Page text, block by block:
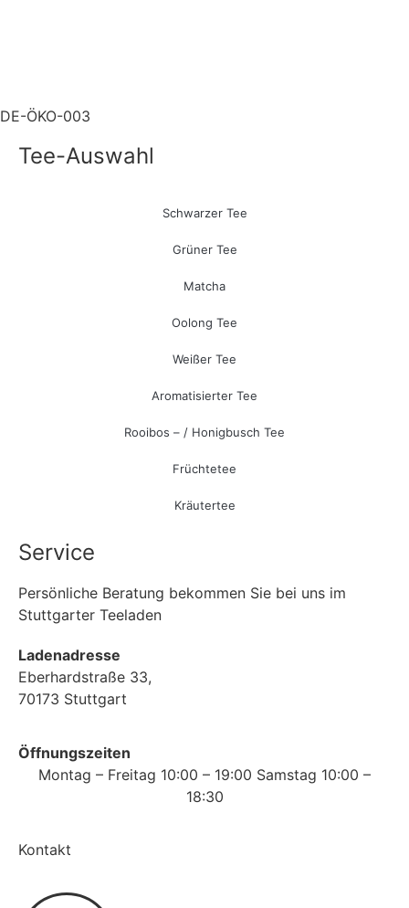
DE-ÖKO-003
Tee-Auswahl
Schwarzer Tee
Grüner Tee
Matcha
Oolong Tee
Weißer Tee
Aromatisierter Tee
Rooibos – / Honigbusch Tee
Früchtetee
Kräutertee
Service
Persönliche Beratung bekommen Sie bei uns im
Stuttgarter Teeladen
Ladenadresse
Eberhardstraße 33,
70173 Stuttgart
Öffnungszeiten
Montag – Freitag 10:00 – 19:00 Samstag 10:00 –
18:30
Kontakt